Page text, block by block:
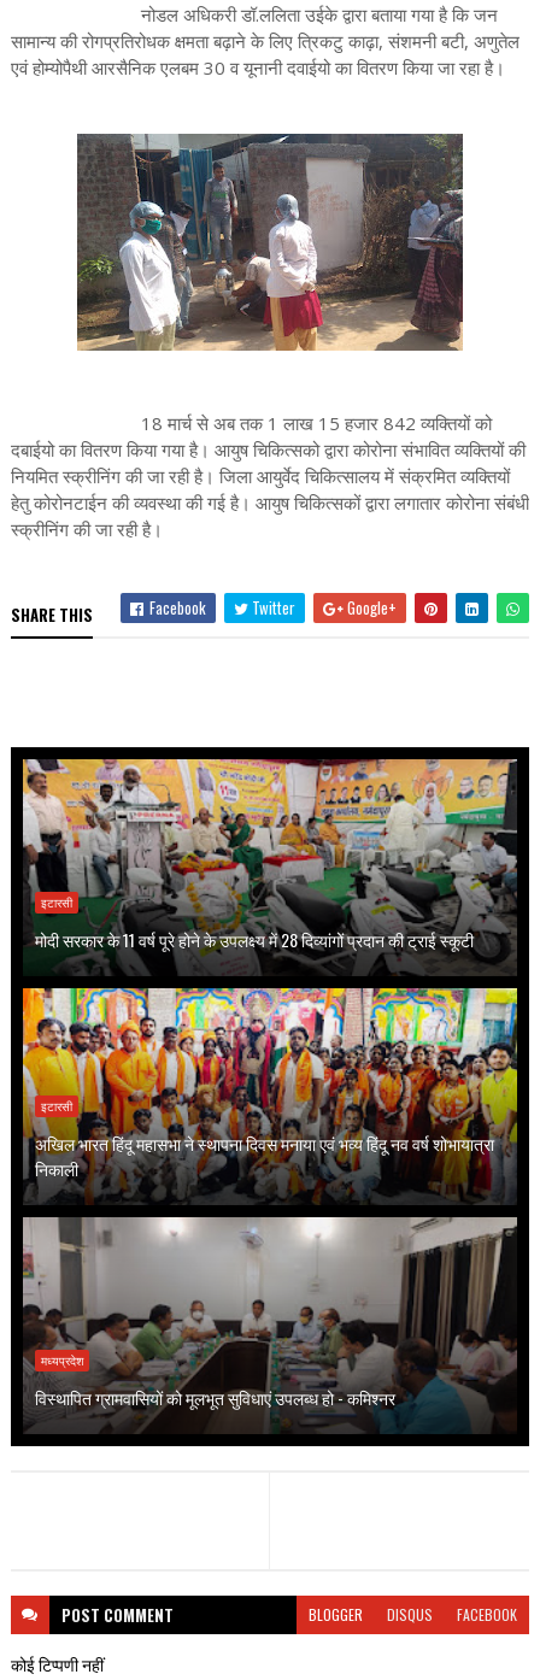
नोडल अधिकरी डॉ.ललिता उईके द्वारा बताया गया है कि जन
सामान्य की रोगप्रतिरोधक क्षमता बढ़ाने के लिए त्रिकटु काढ़ा, संशमनी बटी, अणुतेल
एवं होम्योपैथी आरसैनिक एलबम 30 व यूनानी दवाईयो का वितरण किया जा रहा है।
18 मार्च से अब तक 1 लाख 15 हजार 842 व्यक्तियों को
दबाईयो का वितरण किया गया है। आयुष चिकित्सको द्वारा कोरोना संभावित व्यक्तियों की
नियमित स्क्रीनिंग की जा रही है। जिला आयुर्वेद चिकित्सालय में संक्रमित व्यक्तियों
हेतु कोरोनटाईन की व्यवस्था की गई है। आयुष चिकित्सकों द्वारा लगातार कोरोना संबंधी
स्क्रीनिंग की जा रही है।
SHARE THIS Facebook Twitter Google+
इटारसी
मोदी सरकार के 11 वर्ष पूरे होने के उपलक्ष्य में 28 दिव्यांगों प्रदान की ट्राई स्कूटी
इटारसी
अखिल भारत हिंदू महासभा ने स्थापना दिवस मनाया एवं भव्य हिंदू नव वर्ष शोभायात्रा
निकाली
मध्यप्रदेश
विस्थापित ग्रामवासियों को मूलभूत सुविधाएं उपलब्ध हो - कमिश्नर
POST COMMENT BLOGGER DISQUS FACEBOOK
कोई टिप्पणी नहीं